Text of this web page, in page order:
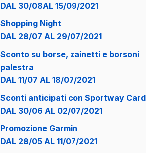
DAL 30/08AL 15/09/2021
Shopping Night
DAL 28/07 AL 29/07/2021
Sconto su borse, zainetti e borsoni
palestra
DAL 11/07 AL 18/07/2021
Sconti anticipati con Sportway Card
DAL 30/06 AL 02/07/2021
Promozione Garmin
DAL 28/05 AL 11/07/2021